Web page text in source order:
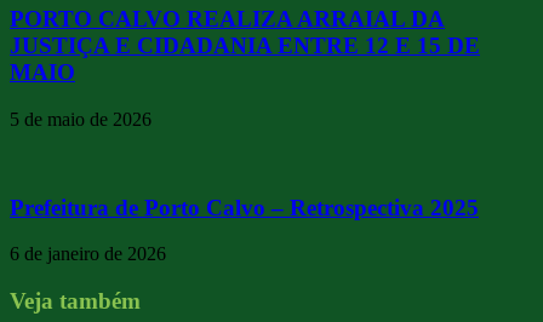
PORTO CALVO REALIZA ARRAIAL DA
JUSTIÇA E CIDADANIA ENTRE 12 E 15 DE
MAIO
5 de maio de 2026
Prefeitura de Porto Calvo – Retrospectiva 2025
6 de janeiro de 2026
Veja também